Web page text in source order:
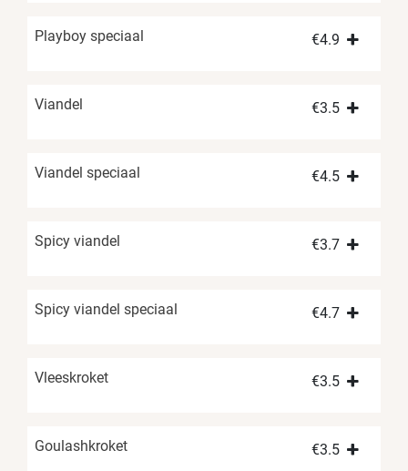
Playboy speciaal €4.9
Viandel €3.5
Viandel speciaal €4.5
Spicy viandel €3.7
Spicy viandel speciaal €4.7
Vleeskroket €3.5
Goulashkroket €3.5